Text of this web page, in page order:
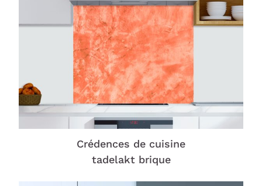
Crédences de cuisine
tadelakt brique